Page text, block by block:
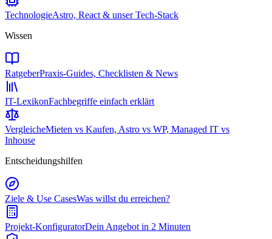
TechnologieAstro, React & unser Tech-Stack
Wissen
RatgeberPraxis-Guides, Checklisten & News
IT-LexikonFachbegriffe einfach erklärt
VergleicheMieten vs Kaufen, Astro vs WP, Managed IT vs
Inhouse
Entscheidungshilfen
Ziele & Use CasesWas willst du erreichen?
Projekt-KonfiguratorDein Angebot in 2 Minuten